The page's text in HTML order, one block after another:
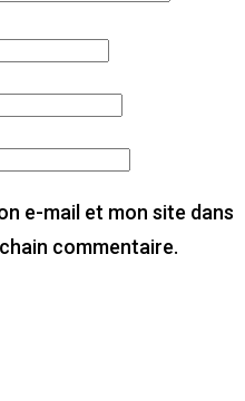
e-mail et mon site dans
commentaire.